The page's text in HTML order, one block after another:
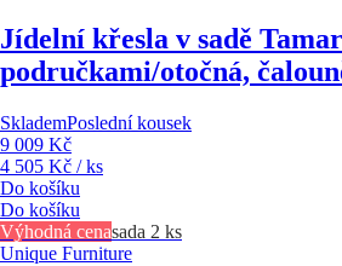
Jídelní křesla v sadě
područkami/otočná,
SklademPoslední kousek
9 009 Kč
4 505 Kč / ks
Do košíku
Do košíku
Výhodná cenasada 2 ks
Unique Furniture